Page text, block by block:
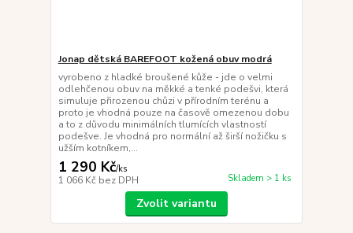
Jonap dětská BAREFOOT kožená obuv modrá
vyrobeno z hladké broušené kůže - jde o velmi
odlehčenou obuv na měkké a tenké podešvi, která
simuluje přirozenou chůzi v přírodním terénu a
proto je vhodná pouze na časově omezenou dobu
a to z důvodu minimálních tlumících vlastností
podešve. Je vhodná pro normální až širší nožičku s
užším kotníkem,...
1 290 Kč/ks
1 066 Kč bez DPH Skladem > 1 ks
Zvolit variantu